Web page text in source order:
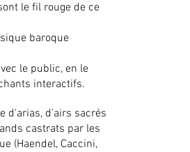
le fil rouge de ce
baroque
le public, en le
interactifs.
d'arias, d'airs sacrés
castrats par les
(Haendel, Caccini,